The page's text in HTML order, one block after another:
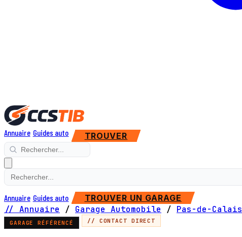
Annuaire Guides auto TROUVER
Annuaire Guides auto TROUVER UN GARAGE
// Annuaire / Garage Automobile / Pas-de-Calais
GARAGE RÉFÉRENCÉ // CONTACT DIRECT